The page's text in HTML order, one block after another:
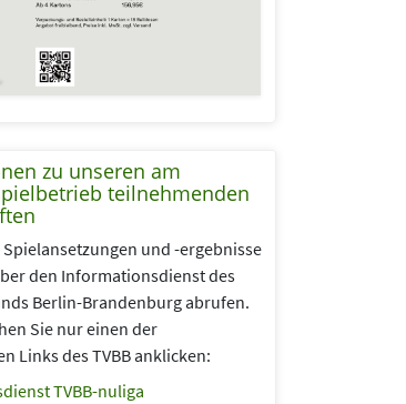
zu unseren am
teilnehmenden
und -ergebnisse
den Informationsdienst des
Berlin-Brandenburg abrufen.
Sie nur einen der
Links des TVBB anklicken:
TVBB-nuliga